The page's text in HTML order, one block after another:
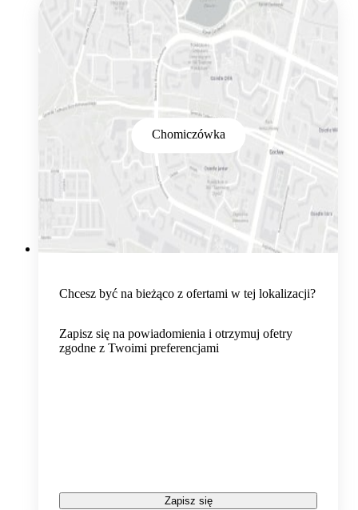
Chomiczówka
Chcesz być na bieżąco z ofertami w tej lokalizacji?
Zapisz się na powiadomienia i otrzymuj ofetry
zgodne z Twoimi preferencjami
Zapisz się